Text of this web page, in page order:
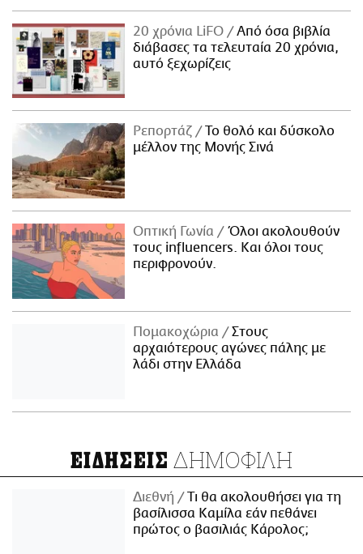
20 χρόνια LiFO
Από όσα βιβλία
διάβασες τα τελευταία 20 χρόνια,
αυτό ξεχωρίζεις
Ρεπορτάζ
Το θολό και δύσκολο
μέλλον της Μονής Σινά
Οπτική Γωνία
Όλοι ακολουθούν
τους influencers. Και όλοι τους
περιφρονούν.
Πομακοχώρια
Στους
αρχαιότερους αγώνες πάλης με
λάδι στην Ελλάδα
ΕΙΔΗΣΕΙΣ ΔΗΜΟΦΙΛΗ
Διεθνή
Τι θα ακολουθήσει για τη
βασίλισσα Καμίλα εάν πεθάνει
πρώτος ο βασιλιάς Κάρολος;